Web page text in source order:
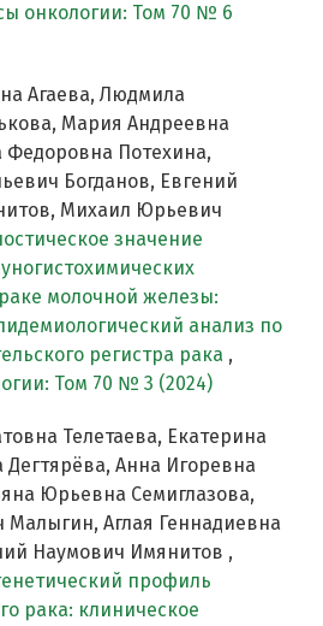
онкологии: Том 70 № 6
Агаева, Людмила
Мария Андреевна
Федоровна Потехина,
Богданов, Евгений
Михаил Юрьевич
значение
молочной железы:
анализ по
регистра рака ,
Том 70 № 3 (2024)
Телетаева, Екатерина
Дегтярёва, Анна Игоревна
Юрьевна Семиглазова,
Аглая Геннадиевна
Наумович Имянитов ,
профиль
рака: клиническое